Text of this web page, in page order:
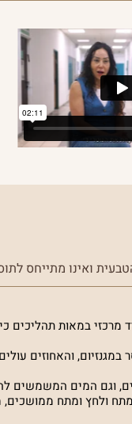
ואינו מתייחס
מרכזי במאות תהליכים
וגם המים המשמשים
ולחץ ומתח ממושכים,